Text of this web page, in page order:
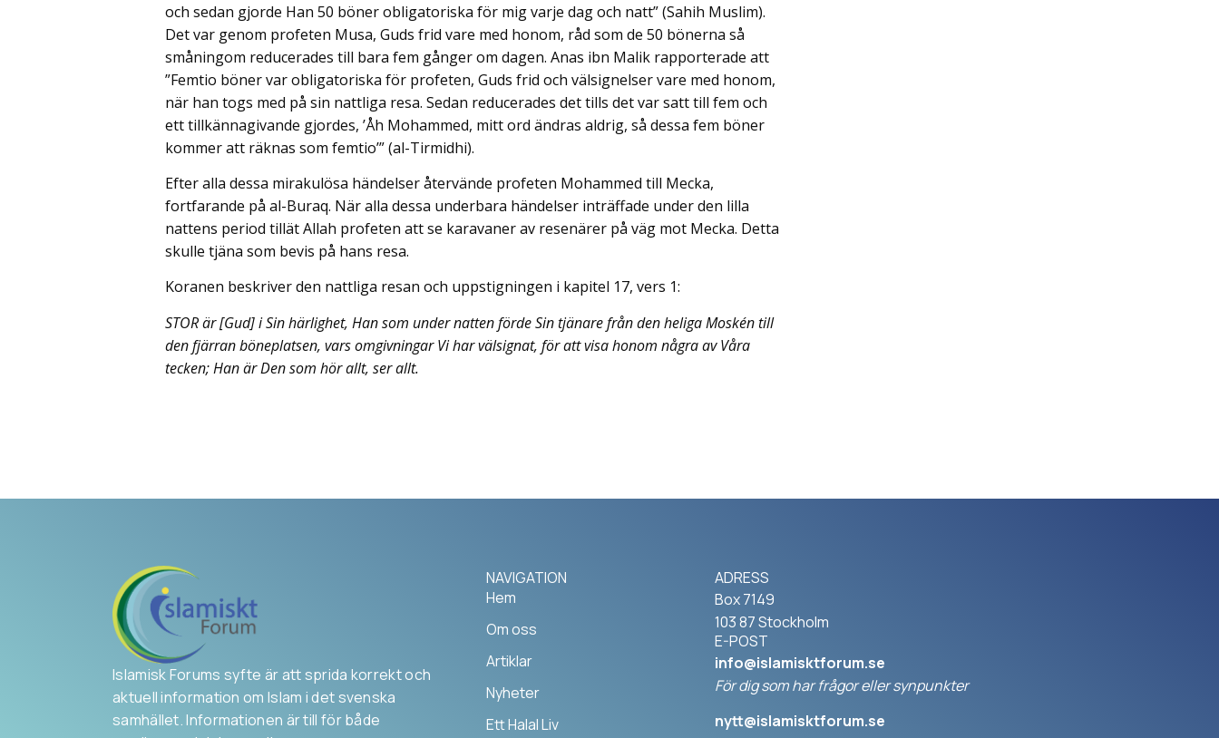
och sedan gjorde Han 50 böner obligatoriska för mig varje dag och natt” (Sahih Muslim).
Det var genom profeten Musa, Guds frid vare med honom, råd som de 50 bönerna så
småningom reducerades till bara fem gånger om dagen. Anas ibn Malik rapporterade att
”Femtio böner var obligatoriska för profeten, Guds frid och välsignelser vare med honom,
när han togs med på sin nattliga resa. Sedan reducerades det tills det var satt till fem och
ett tillkännagivande gjordes, ’Åh Mohammed, mitt ord ändras aldrig, så dessa fem böner
kommer att räknas som femtio’” (al-Tirmidhi).
Efter alla dessa mirakulösa händelser återvände profeten Mohammed till Mecka,
fortfarande på al-Buraq. När alla dessa underbara händelser inträffade under den lilla
nattens period tillät Allah profeten att se karavaner av resenärer på väg mot Mecka. Detta
skulle tjäna som bevis på hans resa.
Koranen beskriver den nattliga resan och uppstigningen i kapitel 17, vers 1:
STOR är [Gud] i Sin härlighet, Han som under natten förde Sin tjänare från den heliga Moskén till
den fjärran böneplatsen, vars omgivningar Vi har välsignat, för att visa honom några av Våra
tecken; Han är Den som hör allt, ser allt.
Islamisk Forums syfte är att sprida korrekt och
aktuell information om Islam i det svenska
samhället. Informationen är till för både
NAVIGATION
Hem
Om oss
Artiklar
Nyheter
Ett Halal Liv
ADRESS
Box 7149
103 87 Stockholm
E-POST
info@islamisktforum.se
För dig som har frågor eller synpunkter
nytt@islamisktforum.se